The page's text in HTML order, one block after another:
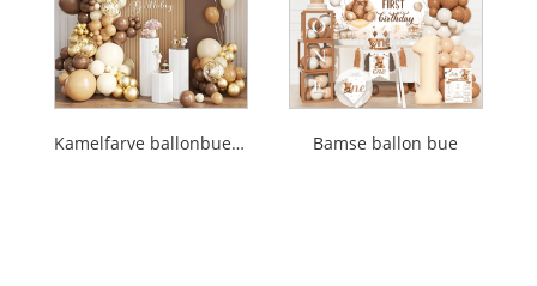
Kamelfarve ballonbuesæt Bamse ballon bue